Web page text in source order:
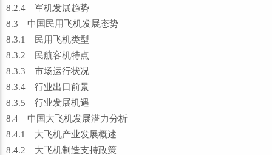
8.2.4 军机发展趋势
8.3 中国民用飞机发展态势
8.3.1 民用飞机类型
8.3.2 民航客机特点
8.3.3 市场运行状况
8.3.4 行业出口前景
8.3.5 行业发展机遇
8.4 中国大飞机发展潜力分析
8.4.1 大飞机产业发展概述
8.4.2 大飞机制造支持政策